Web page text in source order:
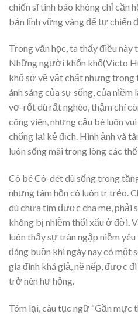
chiến sĩ tinh báo không chỉ cần
bản lĩnh vững vàng đế tự chiến
Trong văn học, ta thấy điều
Những người khốn khổ(Victo
khổ sở về vật chất nhưng trong
ánh sáng của sự sống, của niềm
vơ-rốt dù rất nghèo, thậm chí
công viên, nhưng cậu bé luôn
chống lại kẻ địch. Hình ảnh và
luôn sống mãi trong lòng các
Cô bé Cô-dét dù sống trong
nhưng tâm hồn cô luôn tr trẻo.
dù chưa tìm được cha mẹ, phải
không bị nhiễm thổi xấu ở đời.
luôn thấy sự tràn ngập niềm
đáng buồn khi ngày nay có một
gia đình khá giả, nề nếp, được
trở nên hư hỏng.
Tóm lại, câu tục ngữ “Gần mực